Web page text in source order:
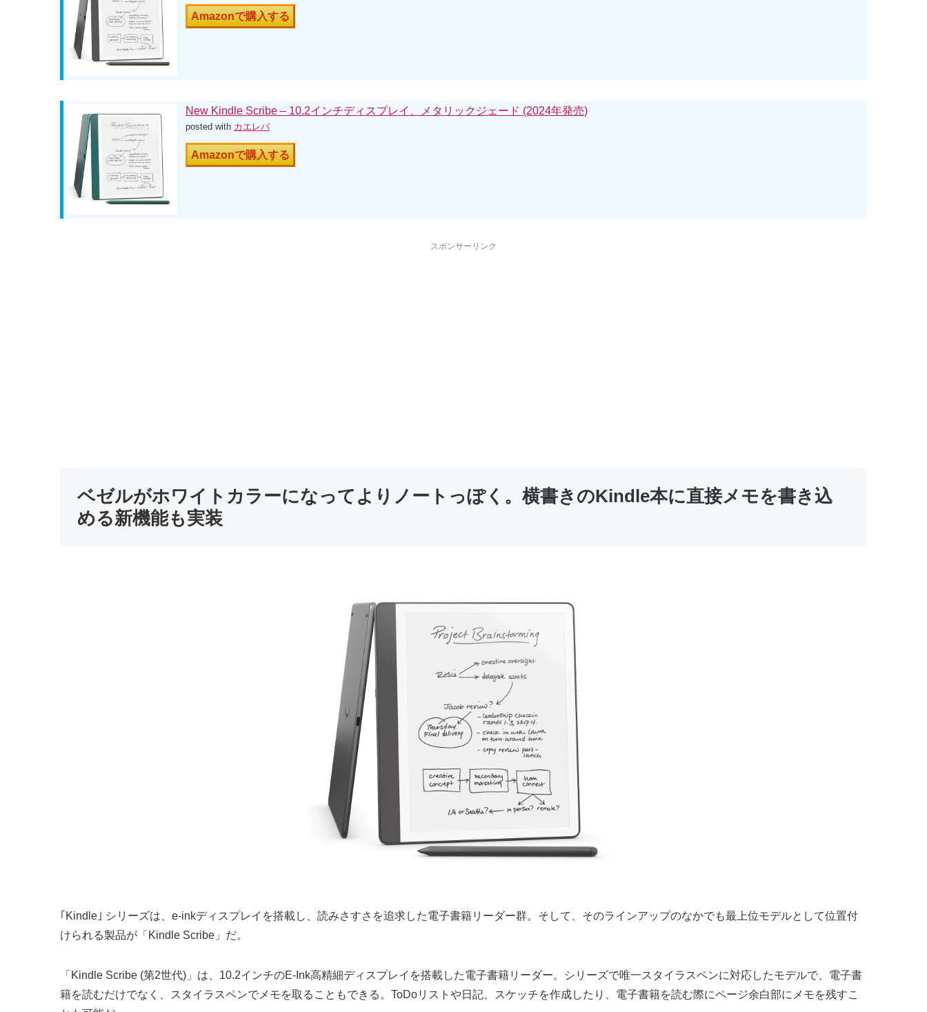
Amazonで購入する
New Kindle Scribe – 10.2インチディスプレイ、メタリックジェード (2024年発売)
posted with カエレバ
Amazonで購入する
スポンサーリンク
ベゼルがホワイトカラーになってよりノートっぽく。横書きのKindle本に直接メモを書き込
める新機能も実装
｢Kindle｣ シリーズは、e-inkディスプレイを搭載し、読みさすさを追求した電子書籍リーダー群。そして、そのラインアップのなかでも最上位モデルとして位置付
けられる製品が「Kindle Scribe」だ。
「Kindle Scribe (第2世代)」は、10.2インチのE-Ink高精細ディスプレイを搭載した電子書籍リーダー。シリーズで唯一スタイラスペンに対応したモデルで、電子書
籍を読むだけでなく、スタイラスペンでメモを取ることもできる。ToDoリストや日記、スケッチを作成したり、電子書籍を読む際にページ余白部にメモを残すこ